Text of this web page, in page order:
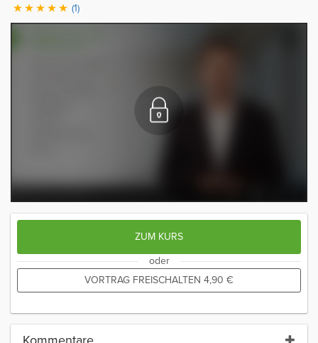
(1)
ZUM KURS
oder
VORTRAG FREISCHALTEN 4,90 €